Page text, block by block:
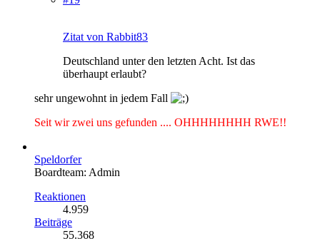
Zitat von Rabbit83
Deutschland unter den letzten Acht. Ist das
überhaupt erlaubt?
sehr ungewohnt in jedem Fall
Seit wir zwei uns gefunden .... OHHHHHHHH RWE!!
Speldorfer
Boardteam: Admin
Reaktionen
4.959
Beiträge
55.368